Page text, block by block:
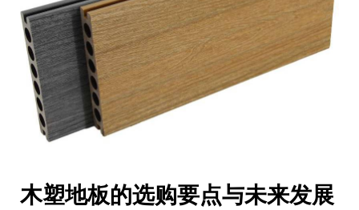
木塑地板的选购要点与未来发展